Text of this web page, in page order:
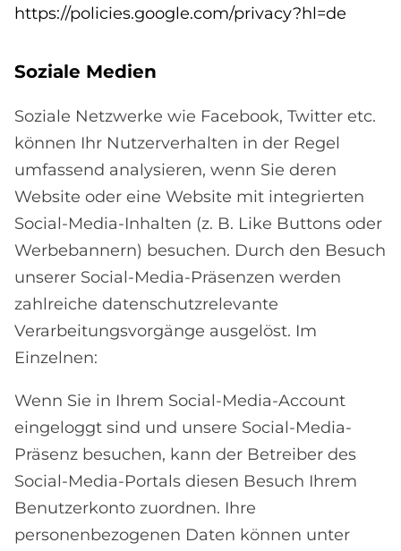
https://policies.google.com/privacy?hl=de
So­zia­le Me­di­en
Soziale Netzwerke wie Facebook, Twitter etc.
können Ihr Nutzerverhalten in der Regel
umfassend analysieren, wenn Sie deren
Website oder eine Website mit integrierten
Social-Media-Inhalten (z. B. Like Buttons oder
Werbebannern) besuchen. Durch den Besuch
unserer Social-Media-Präsenzen werden
zahlreiche datenschutzrelevante
Verarbeitungsvorgänge ausgelöst. Im
Einzelnen:
Wenn Sie in Ihrem Social-Media-Account
eingeloggt sind und unsere Social-Media-
Präsenz besuchen, kann der Betreiber des
Social-Media-Portals diesen Besuch Ihrem
Benutzerkonto zuordnen. Ihre
personenbezogenen Daten können unter